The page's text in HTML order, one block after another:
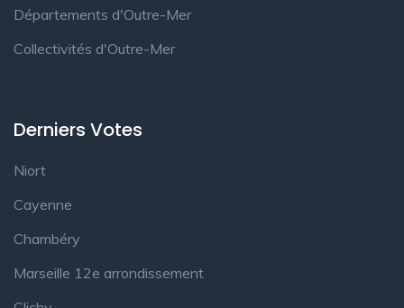
Départements d'Outre-Mer
Collectivités d'Outre-Mer
Derniers Votes
Niort
Cayenne
Chambéry
Marseille 12e arrondissement